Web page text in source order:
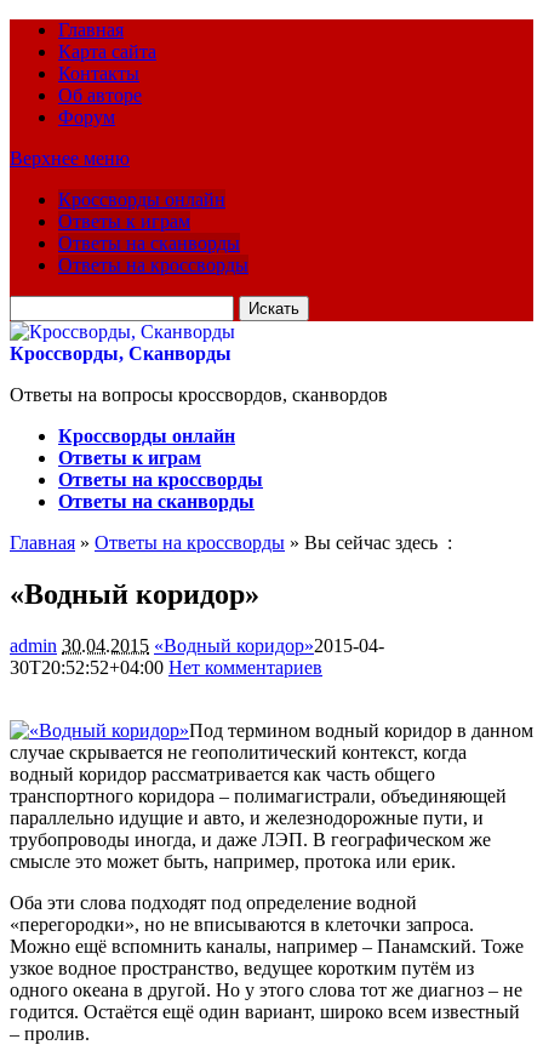
Главная
Карта сайта
Контакты
Об авторе
Форум
Верхнее меню
Кроссворды онлайн
Ответы к играм
Ответы на сканворды
Ответы на кроссворды
для:
Кроссворды, Сканворды
Ответы на вопросы кроссвордов, сканвордов
Кроссворды онлайн
Ответы к играм
Ответы на кроссворды
Ответы на сканворды
Главная » Ответы на кроссворды » Вы сейчас здесь :
«Водный коридор»
admin 30.04.2015 «Водный коридор»2015-04-
30T20:52:52+04:00 Нет комментариев
Под термином водный коридор в данном
случае скрывается не геополитический контекст, когда
водный коридор рассматривается как часть общего
транспортного коридора – полимагистрали, объединяющей
параллельно идущие и авто, и железнодорожные пути, и
трубопроводы иногда, и даже ЛЭП. В географическом же
смысле это может быть, например, протока или ерик.
Оба эти слова подходят под определение водной
«перегородки», но не вписываются в клеточки запроса.
Можно ещё вспомнить каналы, например – Панамский. Тоже
узкое водное пространство, ведущее коротким путём из
одного океана в другой. Но у этого слова тот же диагноз – не
годится. Остаётся ещё один вариант, широко всем известный
– пролив.